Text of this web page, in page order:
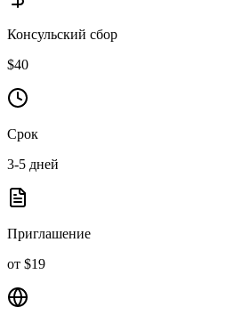
Консульский сбор
$40
Срок
3-5 дней
Приглашение
от $19